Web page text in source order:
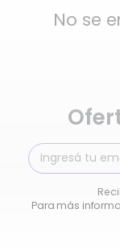
No se
Para más